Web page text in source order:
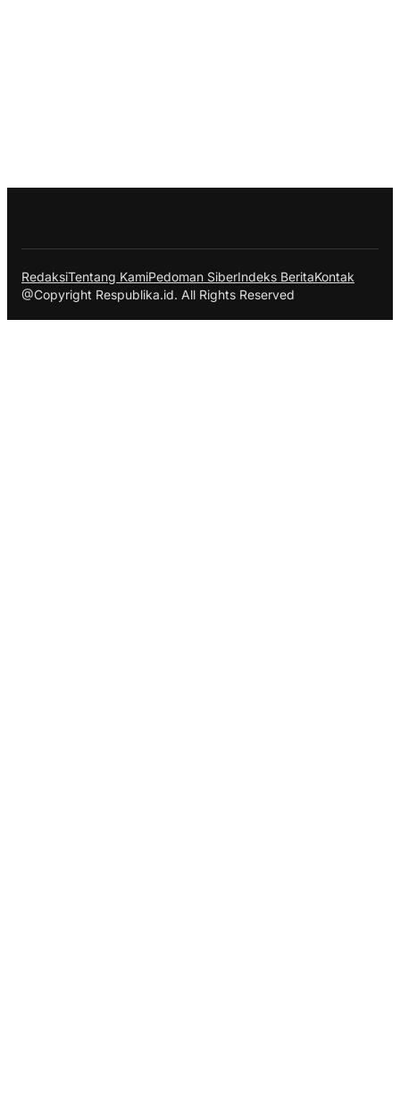
RedaksiTentang KamiPedoman SiberIndeks BeritaKontak
@Copyright Respublika.id. All Rights Reserved